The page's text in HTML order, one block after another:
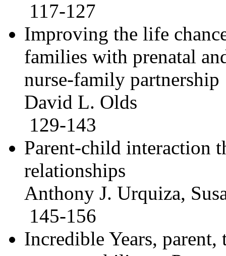
117-127
Improving the life
families with prenatal
nurse-family partnership
David L. Olds
129-143
Parent-child interaction
relationships
Anthony J. Urquiza,
145-156
Incredible Years, parent,